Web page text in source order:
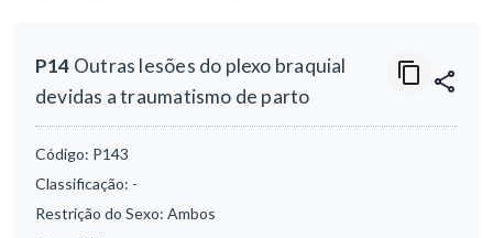
P14 Outras lesões do plexo braquial
devidas a traumatismo de parto
Código: P143
Classificação: -
Restrição do Sexo: Ambos